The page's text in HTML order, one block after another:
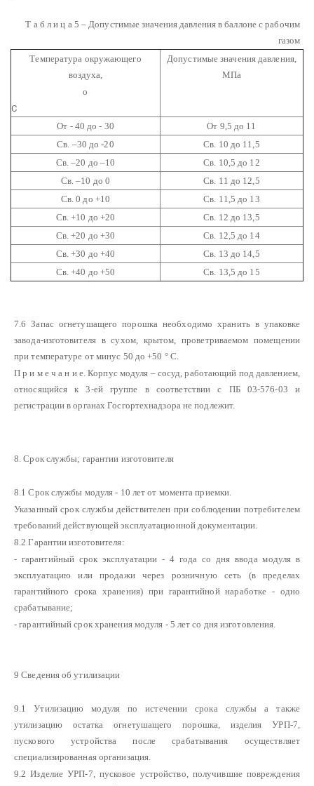
Т а б л и ц а 5 – Допустимые значения давления в баллоне с рабочим
газом
Температура окружающего
воздуха,
о
С
Допустимые значения давления,
МПа
От - 40 до - 30
От 9,5 до 11
Св. –30 до -20
Св. 10 до 11,5
Св. –20 до –10
Св. 10,5 до 12
Св. –10 до 0
Св. 11 до 12,5
Св. 0 до +10
Св. 11,5 до 13
Св. +10 до +20
Св. 12 до 13,5
Св. +20 до +30
Св. 12,5 до 14
Св. +30 до +40
Св. 13 до 14,5
Св. +40 до +50
Св. 13,5 до 15
7.6 Запас огнетушащего порошка необходимо хранить в упаковке
завода-изготовителя в сухом, крытом, проветриваемом помещении
при температуре от минус 50 до +50 ° С.
П р и м е ч а н и е. Корпус модуля – сосуд, работающий под давлением,
относящийся к 3-ей группе в соответствии с ПБ 03-576-03 и
регистрации в органах Госгортехнадзора не подлежит.
8. Срок службы; гарантии изготовителя
8.1 Срок службы модуля - 10 лет от момента приемки.
Указанный срок службы действителен при соблюдении потребителем
требований действующей эксплуатационной документации.
8.2 Гарантии изготовителя:
- гарантийный срок эксплуатации - 4 года со дня ввода модуля в
эксплуатацию или продажи через розничную сеть (в пределах
гарантийного срока хранения) при гарантийной наработке - одно
срабатывание;
- гарантийный срок хранения модуля - 5 лет со дня изготовления.
9 Сведения об утилизации
9.1 Утилизацию модуля по истечении срока службы а также
утилизацию остатка огнетушащего порошка, изделия УРП-7,
пускового устройства после срабатывания осуществляет
специализированная организация.
9.2 Изделие УРП-7, пусковое устройство, получившие повреждения